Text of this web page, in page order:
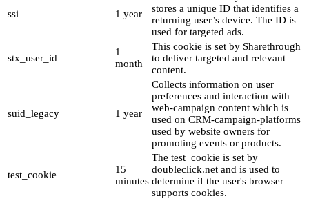
ssi 1 year
stores a unique ID that identifies a
returning user’s device. The ID is
used for targeted ads.
stx_user_id
1
month
This cookie is set by Sharethrough
to deliver targeted and relevant
content.
suid_legacy 1 year
Collects information on user
preferences and interaction with
web-campaign content which is
used on CRM-campaign-platforms
used by website owners for
promoting events or products.
test_cookie
15
minutes
The test_cookie is set by
doubleclick.net and is used to
determine if the user's browser
supports cookies.